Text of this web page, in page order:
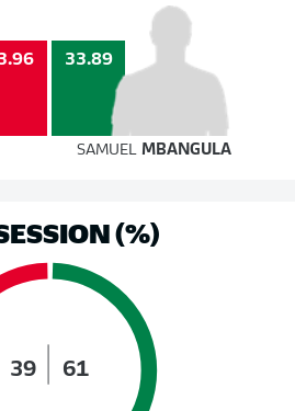
33.89
SAMUELMBANGULA
(%)
39 61